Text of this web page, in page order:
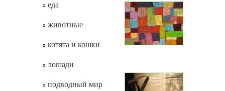
еда
животные
котята и кошки
лошади
подводный мир